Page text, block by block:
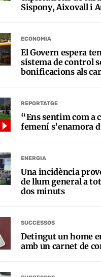
Sispony, Aixovall i
ECONOMIA
El Govern espera
sistema de control
bonificacions als
REPORTATGE
“Ens sentim com a
femení s’enamora
ENERGIA
Una incidència
de llum general a
dos minuts
SUCCESSOS
Detingut un home
amb un carnet de